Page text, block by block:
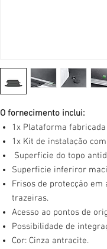
O fornecimento inclui:
1x Plataforma
1x Kit de instalação
Superficie do topo
Superficie inferiror
Frisos de protecção
trazeiras.
Acesso ao pontos de
Possibilidade de
Cor: Cinza antracite.